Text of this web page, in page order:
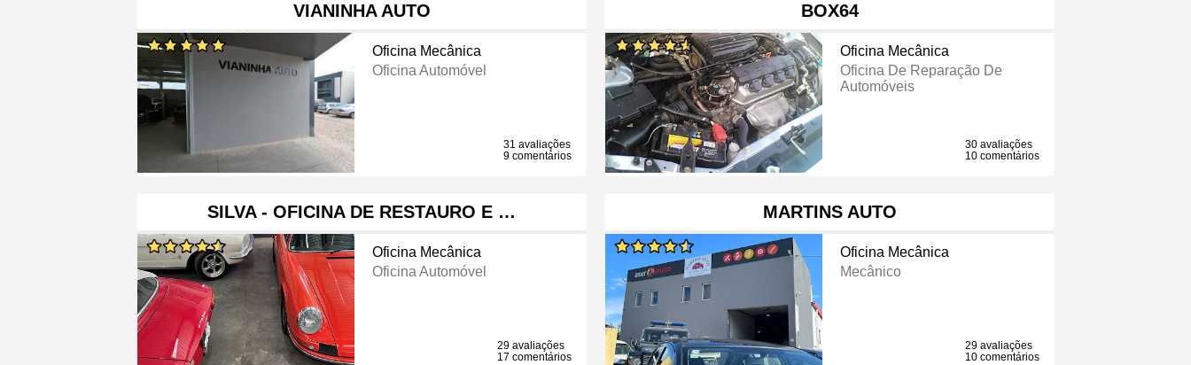
VIANINHA AUTO
Oficina Mecânica
Oficina Automóvel
31 avaliações
9 comentários
BOX64
Oficina Mecânica
Oficina De Reparação De
Automóveis
30 avaliações
10 comentários
SILVA - OFICINA DE RESTAURO E …
Oficina Mecânica
Oficina Automóvel
29 avaliações
17 comentários
MARTINS AUTO
Oficina Mecânica
Mecânico
29 avaliações
10 comentários